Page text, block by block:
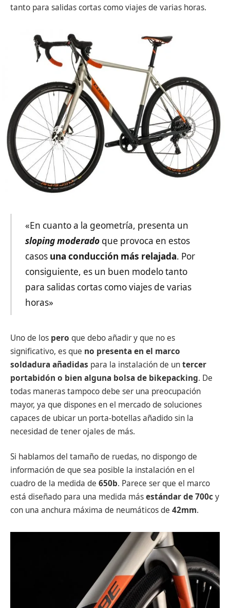
tanto para salidas cortas como viajes de varias horas.
«En cuanto a la geometría, presenta un
sloping moderadoque provoca en estos
casos una conducción más relajada. Por
consiguiente, es un buen modelo tanto
para salidas cortas como viajes de varias
horas»
Uno de los pero que debo añadir y que no es
significativo, es que no presenta en el marco
soldadura añadidas para la instalación de untercer
portabidón o bien alguna bolsa de bikepacking. De
todas maneras tampoco debe ser una preocupación
mayor, ya que dispones en el mercado de soluciones
capaces de ubicar un porta-botellas añadido sin la
necesidad de tener ojales de más.
Si hablamos del tamaño de ruedas, no dispongo de
información de que sea posible la instalación en el
cuadro de la medida de 650b. Parece ser que el marco
está diseñado para una medida másestándar de 700cy
con una anchura máxima de neumáticos de 42mm.